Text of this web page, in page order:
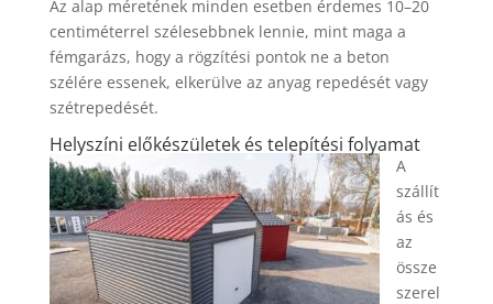
Az alap méretének minden esetben érdemes 10–20
centiméterrel szélesebbnek lennie, mint maga a
fémgarázs, hogy a rögzítési pontok ne a beton
szélére essenek, elkerülve az anyag repedését vagy
szétrepedését.
Helyszíni előkészületek és telepítési folyamat
A
szállít
ás és
az
össze
szerel